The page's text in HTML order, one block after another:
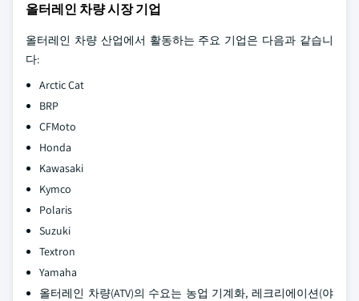
올터레인 차량 시장 기업
올터레인 차량 산업에서 활동하는 주요 기업은 다음과 같습니
다:
Arctic Cat
BRP
CFMoto
Honda
Kawasaki
Kymco
Polaris
Suzuki
Textron
Yamaha
올터레인 차량(ATV)의 수요는 농업 기계화, 레크리에이션(야